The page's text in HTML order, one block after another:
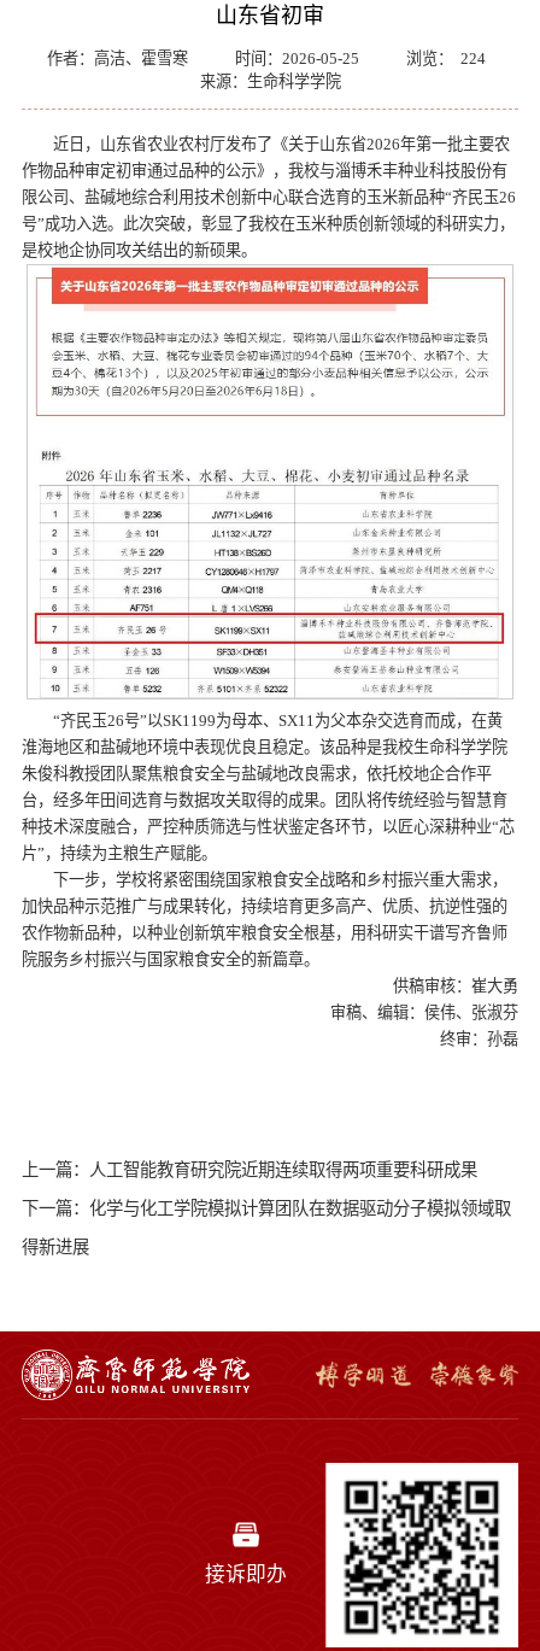
山东省初审
作者：高洁、霍雪寒 时间：2026-05-25 浏览：
224
来源：生命科学学院
近日，山东省农业农村厅发布了《关于山东省2026年第一批主要农
作物品种审定初审通过品种的公示》，我校与淄博禾丰种业科技股份有
限公司、盐碱地综合利用技术创新中心联合选育的玉米新品种“齐民玉26
号”成功入选。此次突破，彰显了我校在玉米种质创新领域的科研实力，
是校地企协同攻关结出的新硕果。
“齐民玉26号”以SK1199为母本、SX11为父本杂交选育而成，在黄
淮海地区和盐碱地环境中表现优良且稳定。该品种是我校生命科学学院
朱俊科教授团队聚焦粮食安全与盐碱地改良需求，依托校地企合作平
台，经多年田间选育与数据攻关取得的成果。团队将传统经验与智慧育
种技术深度融合，严控种质筛选与性状鉴定各环节，以匠心深耕种业“芯
片”，持续为主粮生产赋能。
下一步，学校将紧密围绕国家粮食安全战略和乡村振兴重大需求，
加快品种示范推广与成果转化，持续培育更多高产、优质、抗逆性强的
农作物新品种，以种业创新筑牢粮食安全根基，用科研实干谱写齐鲁师
院服务乡村振兴与国家粮食安全的新篇章。
供稿审核：崔大勇
审稿、编辑：侯伟、张淑芬
终审：孙磊
上一篇：人工智能教育研究院近期连续取得两项重要科研成果
下一篇：化学与化工学院模拟计算团队在数据驱动分子模拟领域取
得新进展
接诉即办